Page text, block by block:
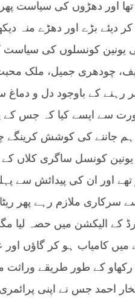
تھا اور دھڑوں کی سیاست
دیئے بڑے اور دھڑے منہ
یونین کونسلوں کی سیاست
چودھری جمیل، ملک
رہنے کے باوجود دل و
سے ایسے کیا کہ جس کے
جاننے کی کوشش کرینگے
یونین کونسل ساگری کلاں
تھے اور ان کی پیدائش سے
ملازم رہے پھر
کے الیکشن میں حصہ لیا
رکھاو کے طور طریقے وراثت
احمد جس نے اپنی